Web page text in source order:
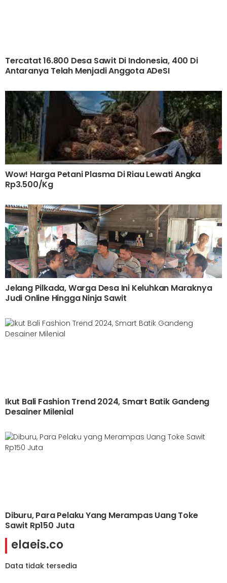
Tercatat 16.800 Desa Sawit Di Indonesia, 400 Di
Antaranya Telah Menjadi Anggota ADeSI
Wow! Harga Petani Plasma Di Riau Lewati Angka
Rp3.500/Kg
Jelang Pilkada, Warga Desa Ini Keluhkan Maraknya
Judi Online Hingga Ninja Sawit
Ikut Bali Fashion Trend 2024, Smart Batik Gandeng
Desainer Milenial
Diburu, Para Pelaku Yang Merampas Uang Toke
Sawit Rp150 Juta
elaeis.co
Data tidak tersedia